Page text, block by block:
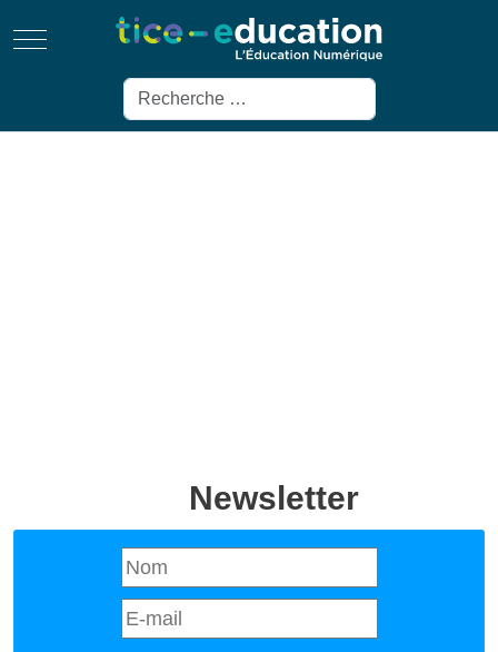
Mobile Menu Toggle
Rechercher
Newsletter